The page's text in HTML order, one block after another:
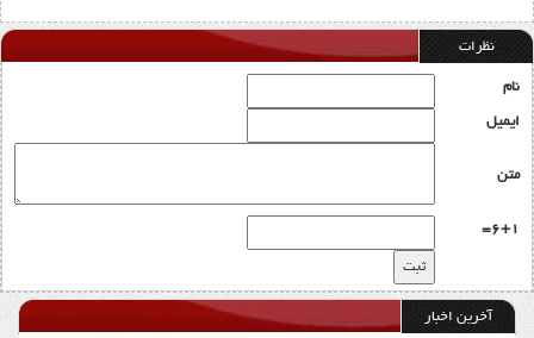
نظرات
نام
ایمیل
متن
6+1=
آخرین اخبار